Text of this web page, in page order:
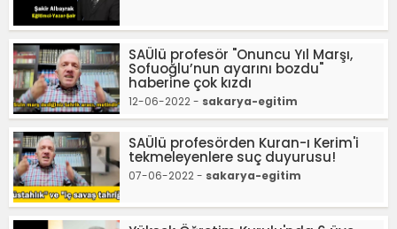
SAÜlü profesör "Onuncu Yıl Marşı,
Sofuoğlu’nun ayarını bozdu"
haberine çok kızdı
12-06-2022 - sakarya-egitim
SAÜlü profesörden Kuran-ı Kerim'i
tekmeleyenlere suç duyurusu!
07-06-2022 - sakarya-egitim